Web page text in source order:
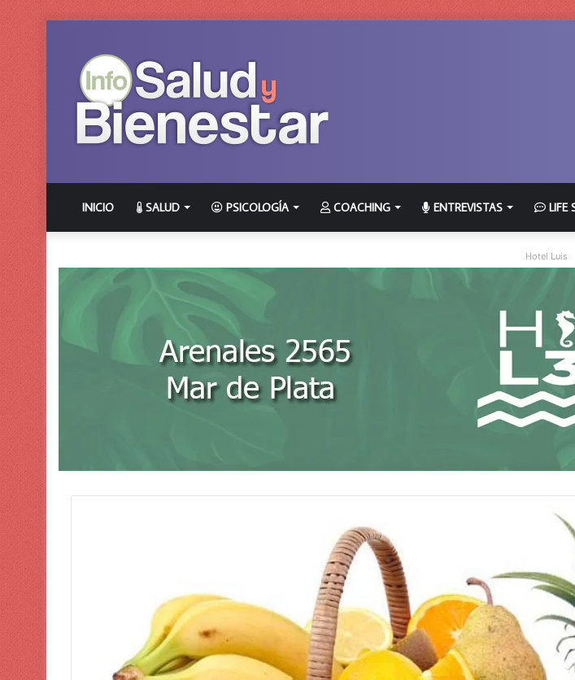
INICIO SALUD PSICOLOGÍA COACHING ENTREVISTAS LIFE
Hotel Luis